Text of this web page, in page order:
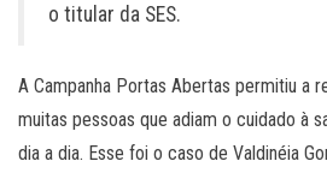
o titular da SES.
A Campanha Portas Abertas permitiu a
muitas pessoas que adiam o cuidado à
dia a dia. Esse foi o caso de Valdinéia